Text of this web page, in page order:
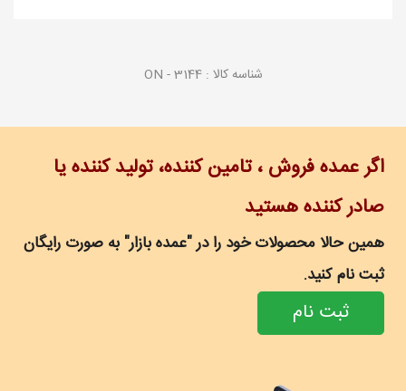
شناسه کالا : ON - 3144
اگر عمده فروش ، تامین کننده، تولید کننده یا
صادر کننده هستید
همین حالا محصولات خود را در "عمده بازار" به صورت رایگان
ثبت نام کنید.
ثبت نام